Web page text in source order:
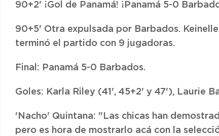
90+2' ¡Gol de Panamá! ¡Panamá 5-0
90+5' Otra expulsada por Barbados.
terminó el partido con 9 jugadoras.
Final: Panamá 5-0 Barbados.
Goles: Karla Riley (41', 45+2' y 47'), Laurie
'Nacho' Quintana: "Las chicas han
pero es hora de mostrarlo acá con la